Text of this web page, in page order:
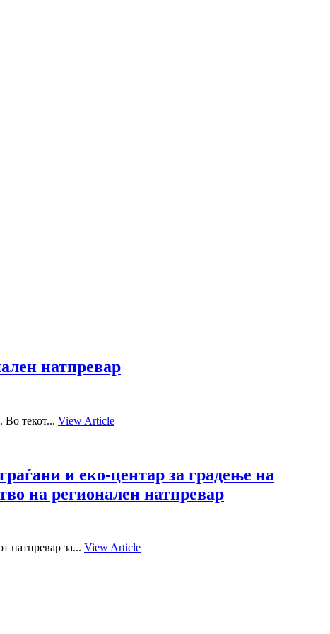
натпревар
Во текот... View Article
и еко-центар за градење на
на регионален натпревар
натпревар за... View Article